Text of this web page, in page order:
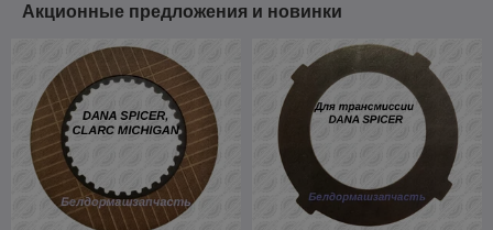
Акционные предложения и новинки